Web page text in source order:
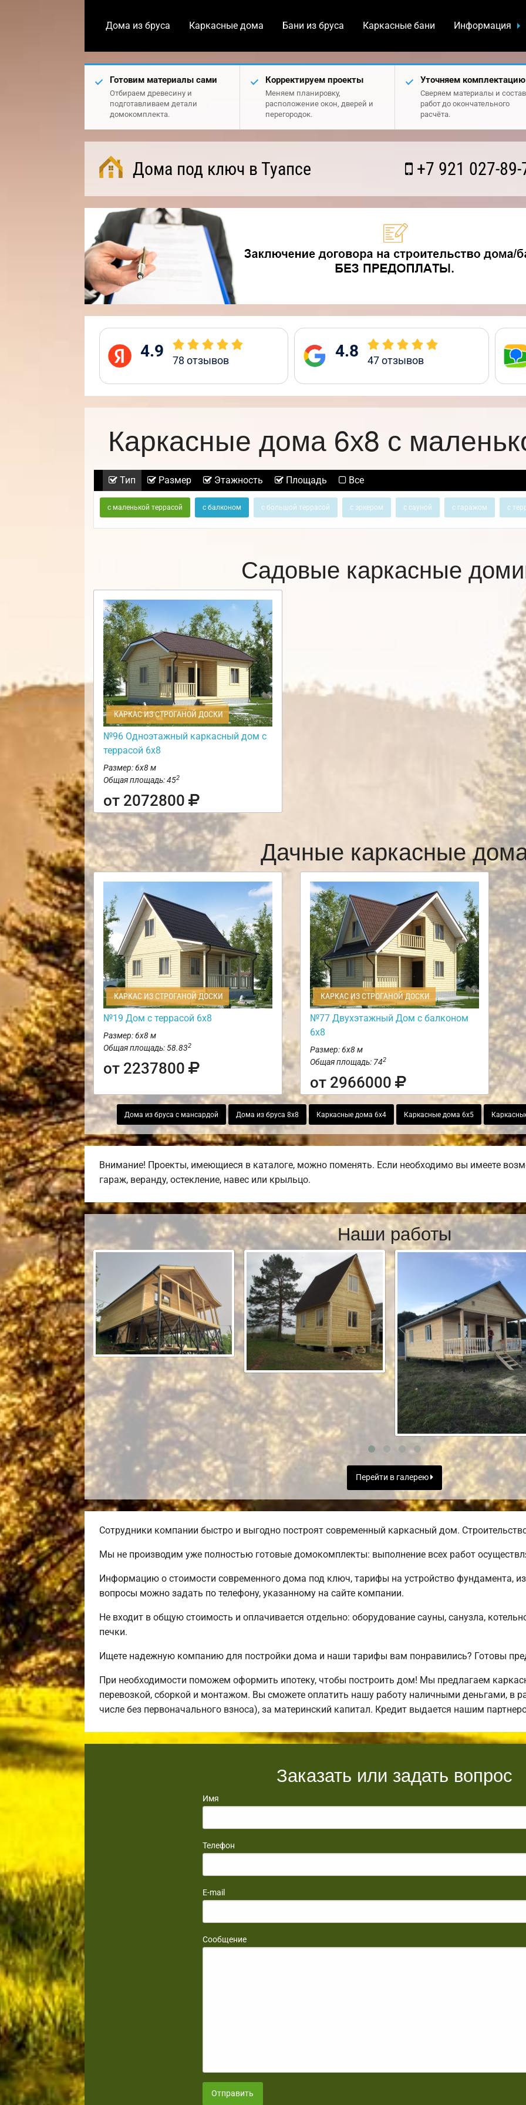
Дома из бруса Каркасные дома Бани из бруса Каркасные бани Информация
Готовим материалы сами
Отбираем древесину и
подготавливаем детали
домокомплекта.
Корректируем проекты
Меняем планировку,
расположение окон, дверей и
перегородок.
Уточняем комплектацию
Сверяем материалы и состав
работ до окончательного
расчёта.
Дома под ключ в Туапсе +7 921 027-89-
4.9 78 отзывов 4.8 47отзывов
Каркасные дома 6х8 с
Тип Размер Этажность Площадь Все
с маленькой террасой с балконом с большой террасой с эркером с сауной с гаражом с
Садовые каркасные
КАРКАС ИЗ СТРОГАНОЙ ДОСКИ
№96 Одноэтажный каркасный дом с
террасой 6х8
Размер: 6х8 м
Общая площадь: 452
от 2072800
Дачные каркасные
КАРКАС ИЗ СТРОГАНОЙ ДОСКИ
№19 Дом с террасой 6х8
Размер: 6х8 м
Общая площадь: 58.832
от 2237800
КАРКАС ИЗ СТРОГАНОЙ ДОСКИ
№77 Двухэтажный Дом с балконом
6х8
Размер: 6х8 м
Общая площадь: 742
от 2966000
Дома из бруса с мансардой Дома из бруса 8х8 Каркасные дома 6х4 Каркасные дома 6х5
Внимание! Проекты, имеющиеся в каталоге, можно поменять. Если необходимо вы имеете
гараж, веранду, остекление, навес или крыльцо.
Наши работы
Перейти в галерею
Сотрудники компании быстро и выгодно построят современный каркасный дом.
Мы не производим уже полностью готовые домокомплекты: выполнение всех работ
Информацию о стоимости современного дома под ключ, тарифы на устройство фундамента,
вопросы можно задать по телефону, указанному на сайте компании.
Не входит в общую стоимость и оплачивается отдельно: оборудование сауны, санузла,
печки.
Ищете надежную компанию для постройки дома и наши тарифы вам понравились? Готовы
При необходимости поможем оформить ипотеку, чтобы построить дом! Мы предлагаем
перевозкой, сборкой и монтажом. Вы сможете оплатить нашу работу наличными деньгами, в
числе без первоначального взноса), за материнский капитал. Кредит выдается нашим
Заказать или задать вопрос
Имя
Телефон
E-mail
Сообщение
Отправить